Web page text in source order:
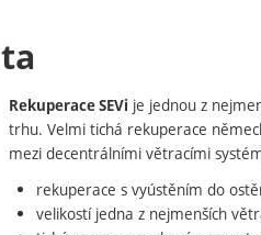
Rekuperace SEVi je jednou z
trhu. Velmi tichá rekuperace
mezi decentrálními větracími
rekuperace s vyústěním do
velikostí jedna z nejmenších